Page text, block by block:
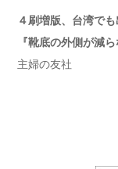
４刷増版、台湾で
『靴底の外側が減
主婦の友社